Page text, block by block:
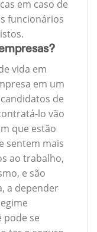
em caso de
funcionários
vida em
em um
de
lo vão
que estão
sentem mais
ao trabalho,
e são
a depender
pode se